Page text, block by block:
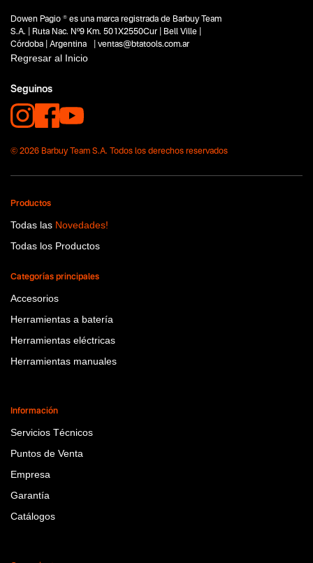
Automotor
Capacidad
140 bar
Funcion o uso
No items found.
Tecnologia
No items found.
Dowen Pagio ® es una marca registrada de Barbuy Team
S.A. | Ruta Nac. Nº9 Km. 501X2550Cur | Bell Ville |
Córdoba | Argentina | ventas@btatools.com.ar
Regresar al Inicio
Seguinos
© 2026 Barbuy Team S.A. Todos los derechos reservados
Productos
Todas las Novedades!
Todas los Productos
Categorías principales
Accesorios
Herramientas a batería
Herramientas eléctricas
Herramientas manuales
Información
Servicios Técnicos
Puntos de Venta
Empresa
Garantía
Catálogos